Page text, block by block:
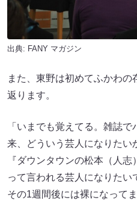
出典: FANY マガジン
また、東野は初めてふかわの
返ります。
「いまでも覚えてる。雑誌
来、どういう芸人になりたい
『ダウンタウンの松本（人
って言われる芸人になりたい
その1週間後には裸になって